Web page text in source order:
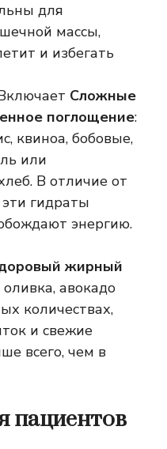
для
массы,
и избегать
Сложные
поглощение:
квиноа, бобовые,
или
В отличие от
гидраты
энергию.
жирный
авокадо
количествах,
и свежие
всего, чем в
пациентов